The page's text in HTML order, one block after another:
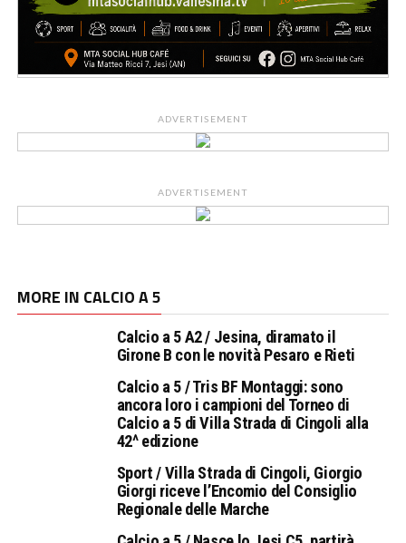
ADVERTISEMENT
ADVERTISEMENT
MORE IN CALCIO A 5
Calcio a 5 A2 / Jesina, diramato il
Girone B con le novità Pesaro e Rieti
Calcio a 5 / Tris BF Montaggi: sono
ancora loro i campioni del Torneo di
Calcio a 5 di Villa Strada di Cingoli alla
42^ edizione
Sport / Villa Strada di Cingoli, Giorgio
Giorgi riceve l’Encomio del Consiglio
Regionale delle Marche